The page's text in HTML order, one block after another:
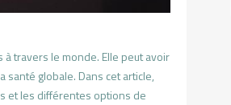
travers le monde. Elle peut avoir
santé globale. Dans cet article,
et les différentes options de